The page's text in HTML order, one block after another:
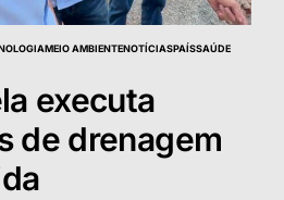
MEIO AMBIENTENOTÍCIASPAÍSSAÚDE
executa
de drenagem